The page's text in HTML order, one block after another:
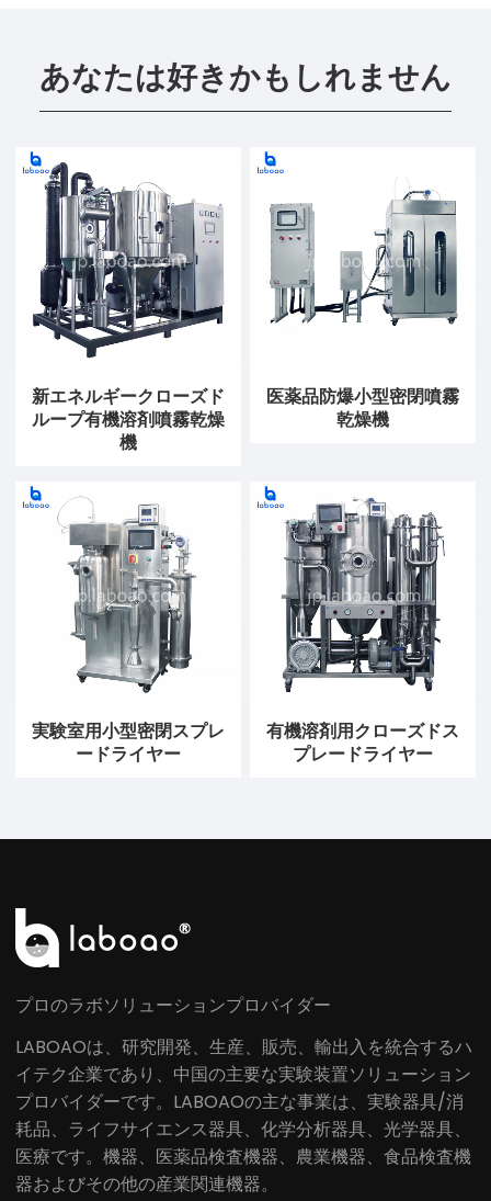
あなたは好きかもしれません
新エネルギークローズド
ループ有機溶剤噴霧乾燥
機
医薬品防爆小型密閉噴霧
乾燥機
実験室用小型密閉スプレ
ードライヤー
有機溶剤用クローズドス
プレードライヤー
プロのラボソリューションプロバイダー
LABOAOは、研究開発、生産、販売、輸出入を統合するハ
イテク企業であり、中国の主要な実験装置ソリューション
プロバイダーです。LABOAOの主な事業は、実験器具/消
耗品、ライフサイエンス器具、化学分析器具、光学器具、
医療です。機器、医薬品検査機器、農業機器、食品検査機
器およびその他の産業関連機器。